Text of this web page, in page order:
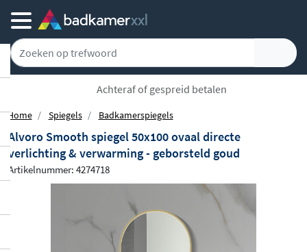
Achteraf of gespreid betalen
Home Spiegels Badkamerspiegels
Alvoro Smooth spiegel 50x100 ovaal directe
verlichting & verwarming - geborsteld goud
Artikelnummer: 4274718